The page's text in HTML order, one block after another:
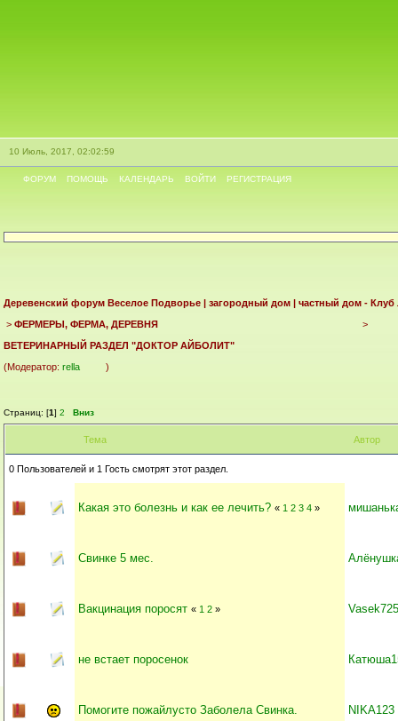
10 Июль, 2017, 02:02:59
ФОРУМ ПОМОЩЬ КАЛЕНДАРЬ ВОЙТИ РЕГИСТРАЦИЯ
Деревенский форум Веселое Подворье | загородный дом | частный дом - Клуб
> ФЕРМЕРЫ, ФЕРМА, ДЕРЕВНЯ
>
ВЕТЕРИНАРНЫЙ РАЗДЕЛ "ДОКТОР АЙБОЛИТ"
(Модератор: rella )
Страниц: [1] 2 Вниз
Тема Автор
0 Пользователей и 1 Гость смотрят этот раздел.
Какая это болезнь и как ее лечить? « 1 2 3 4 »
Свинке 5 мес.
Вакцинация поросят « 1 2 »
не встает поросенок
Помогите пожайлусто Заболела Свинка. NIKA123